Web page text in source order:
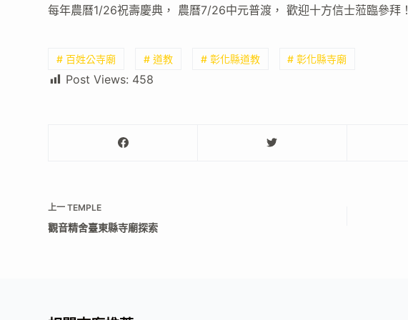
每年農曆1/26祝壽慶典， 農曆7/26中元普渡， 歡迎十方信士蒞臨參拜！
# 百姓公寺廟 # 道教 # 彰化縣道教 # 彰化縣寺廟
Post Views: 458
上一TEMPLE
觀音精舍臺東縣寺廟探索